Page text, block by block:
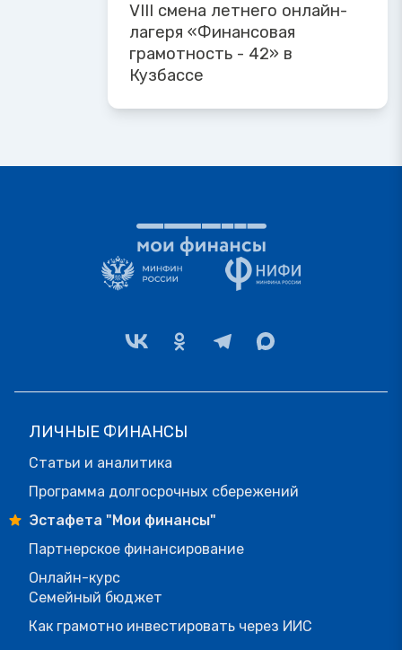
VIII смена летнего онлайн-
лагеря «Финансовая
грамотность - 42» в
Кузбассе
ЛИЧНЫЕ ФИНАНСЫ
Статьи и аналитика
Программа долгосрочных сбережений
Эстафета "Мои финансы"
Партнерское финансирование
Онлайн-курс
Семейный бюджет
Как грамотно инвестировать через ИИС